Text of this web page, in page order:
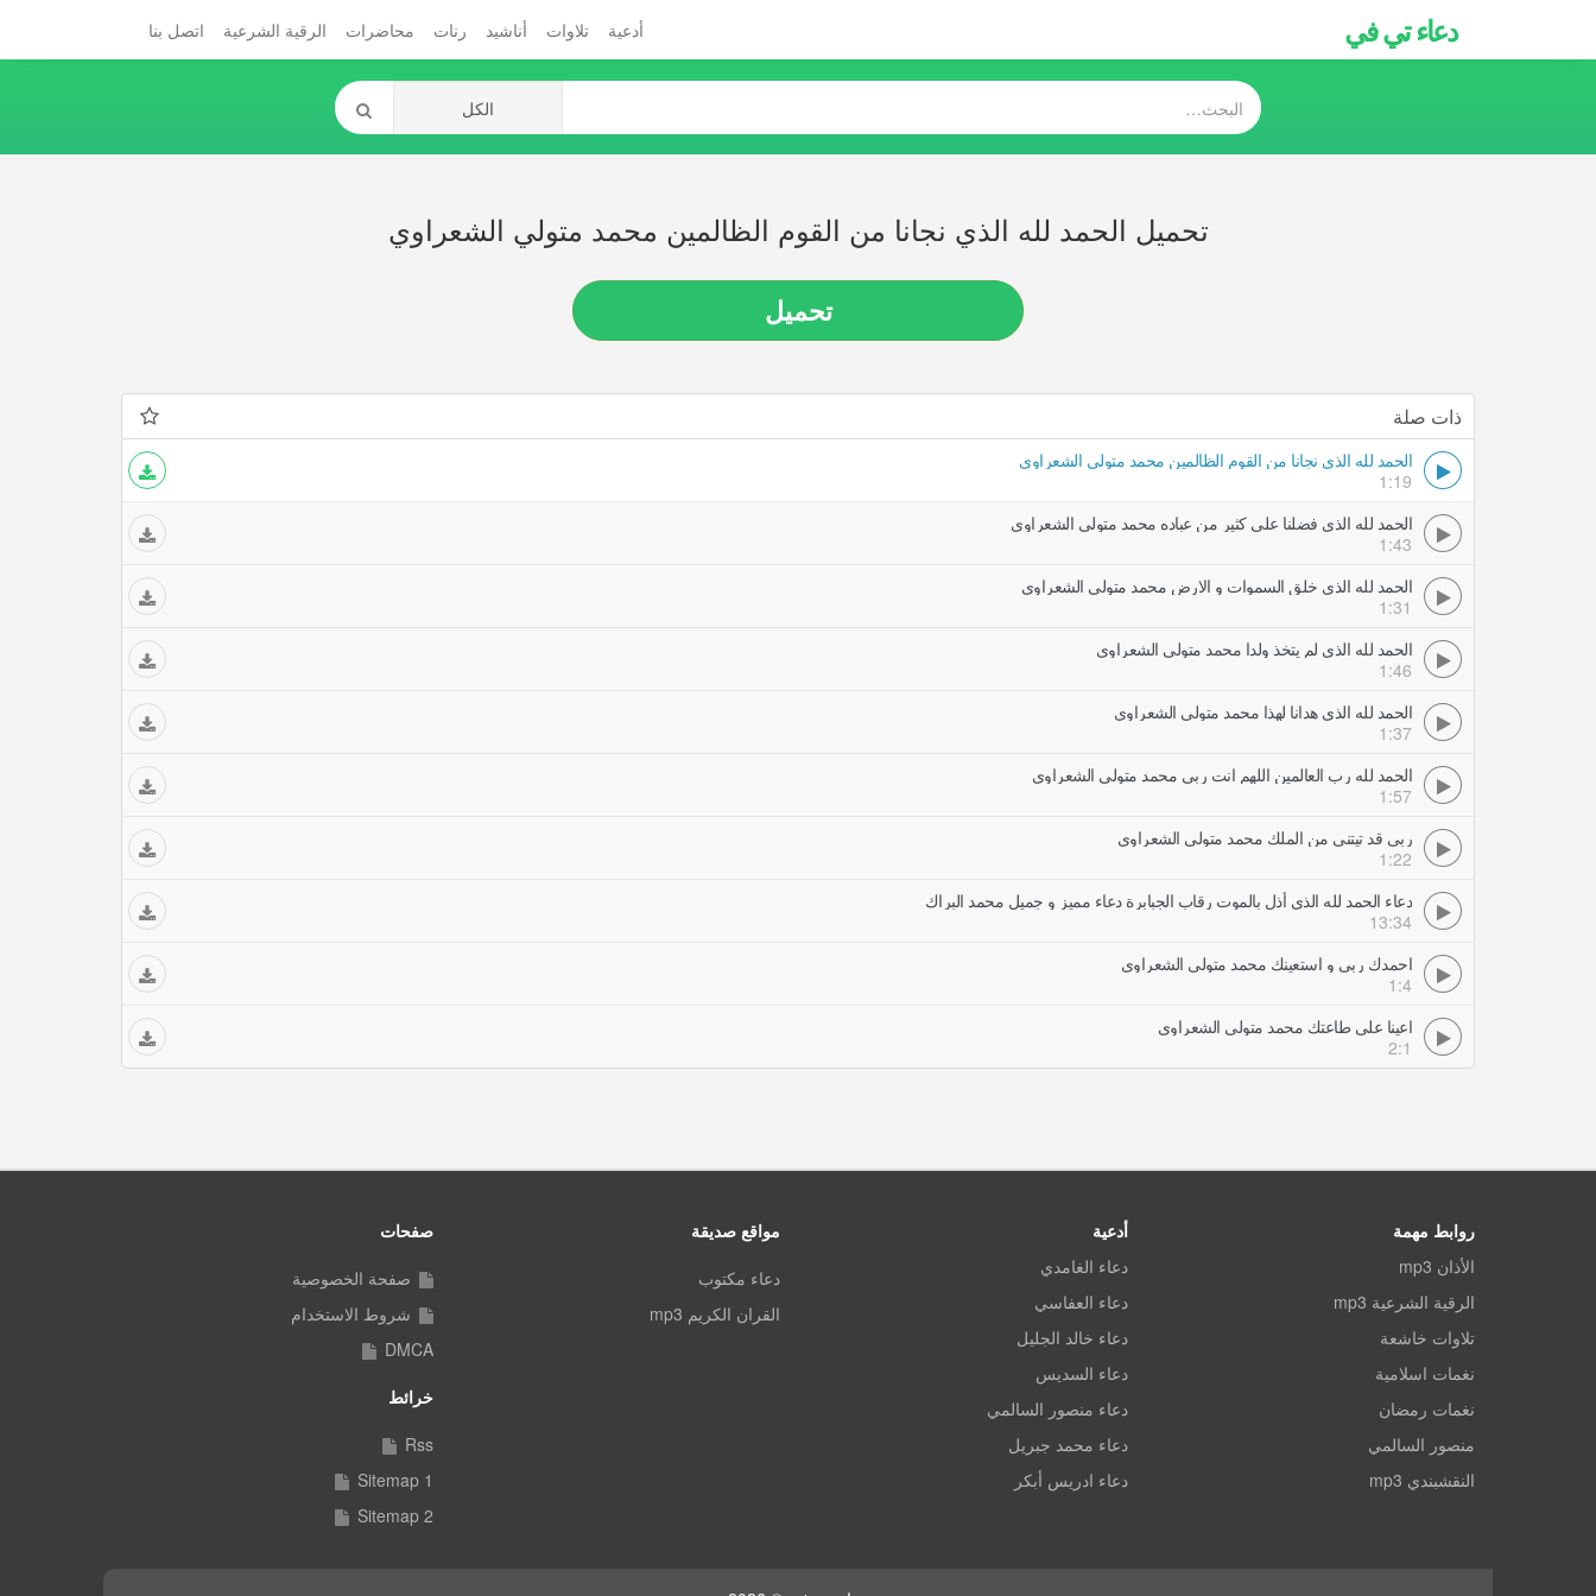
دعاء تي في أدعية تلاوات أناشيد رنات محاضرات الرقية الشرعية اتصل بنا
تحميل الحمد لله الذي نجانا من القوم الظالمين محمد متولي الشعراوي
تحميل
ذات صلة
الحمد لله الذي نجانا من القوم الظالمين محمد متولي الشعراوي
1:19
الحمد لله الذي فضلنا على كثير من عباده محمد متولي الشعراوي
1:43
الحمد لله الذي خلق السموات و الارض محمد متولي الشعراوي
1:31
الحمد لله الذي لم يتخذ ولدا محمد متولي الشعراوي
1:46
الحمد لله الذي هدانا لهذا محمد متولي الشعراوي
1:37
الحمد لله رب العالمين اللهم انت ربي محمد متولي الشعراوي
1:57
ربي قد تيتني من الملك محمد متولي الشعراوي
1:22
دعاء الحمد لله الذي أذل بالموت رقاب الجبابرة دعاء مميز و جميل محمد البراك
13:34
احمدك ربي و استعينك محمد متولي الشعراوي
1:4
اعينا على طاعتك محمد متولي الشعراوي
2:1
روابط مهمة
الأذان mp3
الرقية الشرعية mp3
تلاوات خاشعة
نغمات اسلامية
نغمات رمضان
منصور السالمي
النقشبندي mp3
أدعية
دعاء الغامدي
دعاء العفاسي
دعاء خالد الجليل
دعاء السديس
دعاء منصور السالمي
دعاء محمد جبريل
دعاء ادريس أبكر
مواقع صديقة
دعاء مكتوب
القران الكريم mp3
صفحات
صفحة الخصوصية
شروط الاستخدام
DMCA
خرائط
Rss
Sitemap 1
Sitemap 2